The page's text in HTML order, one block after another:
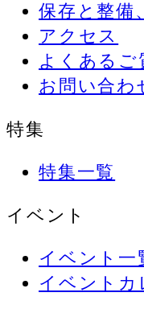
保存と整備
アクセス
よくあるご
お問い合わ
特集
特集一覧
イベント
イベント一
イベントカ